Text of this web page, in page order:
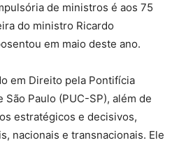
de ministros é aos 75
do ministro Ricardo
em maio deste ano.
em Direito pela Pontifícia
Paulo (PUC-SP), além de
estratégicos e decisivos,
nacionais e transnacionais. Ele